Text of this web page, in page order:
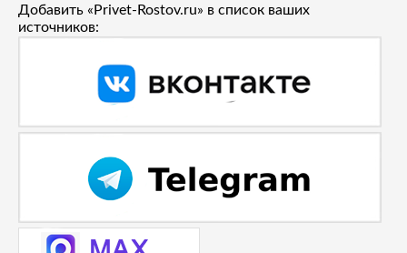
Добавить «Privet-Rostov.ru» в список ваших
источников: